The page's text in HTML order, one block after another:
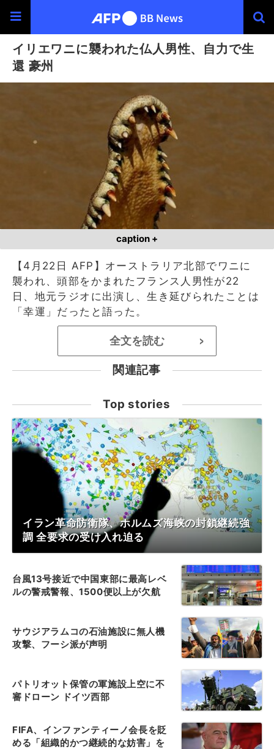
イリエワニに襲われた仏人男性、自力で生
還 豪州
caption +
【4月22日 AFP】オーストラリア北部でワニに
襲われ、頭部をかまれたフランス人男性が22
日、地元ラジオに出演し、生き延びられたことは
「幸運」だったと語った。
全文を読む >
関連記事
Top stories
イラン革命防衛隊、ホルムズ海峡の封鎖継続強
調 全要求の受け入れ迫る
台風13号接近で中国東部に最高レベ
ルの警戒警報、1500便以上が欠航
サウジアラムコの石油施設に無人機
攻撃、フーシ派が声明
パトリオット保管の軍施設上空に不
審ドローン ドイツ西部
FIFA、インファンティーノ会長を貶
める「組織的かつ継続的な妨害」を